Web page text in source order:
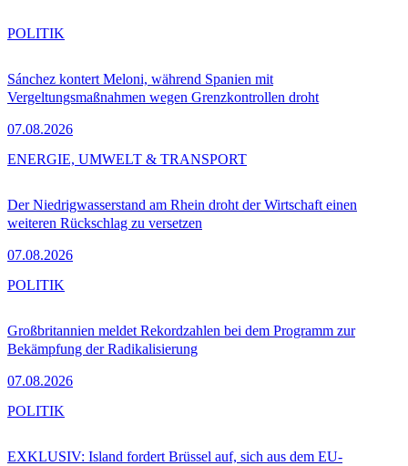
Sánchez kontert Meloni, während Spanien mit
Vergeltungsmaßnahmen wegen Grenzkontrollen droht
07.08.2026
POLITIK
Der Niedrigwasserstand am Rhein droht der Wirtschaft einen
weiteren Rückschlag zu versetzen
07.08.2026
ENERGIE, UMWELT & TRANSPORT
Großbritannien meldet Rekordzahlen bei dem Programm zur
Bekämpfung der Radikalisierung
07.08.2026
POLITIK
EXKLUSIV: Island fordert Brüssel auf, sich aus dem EU-
POLITIK